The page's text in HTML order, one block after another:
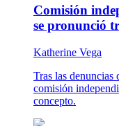
Comisión
se pronunció
Katherine Vega
Tras las denuncias
comisión
concepto.